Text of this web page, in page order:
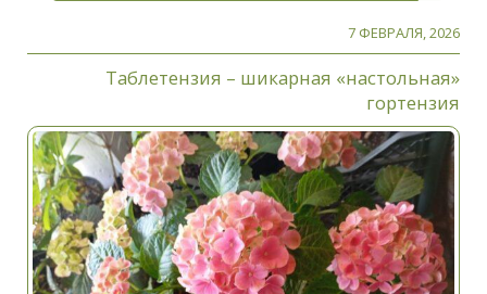
7 ФЕВРАЛЯ, 2026
Таблетензия – шикарная «настольная»
гортензия